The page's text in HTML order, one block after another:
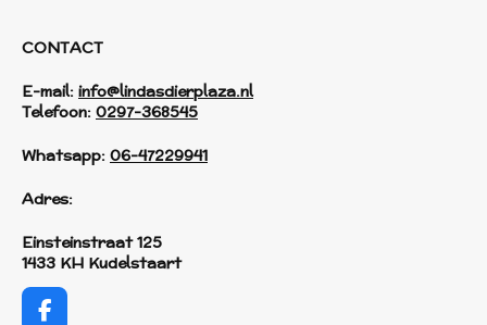
CONTACT
E-mail: info@lindasdierplaza.nl
Telefoon: 0297-368545
Whatsapp: 06-47229941
Adres:
Einsteinstraat 125
1433 KH Kudelstaart
F